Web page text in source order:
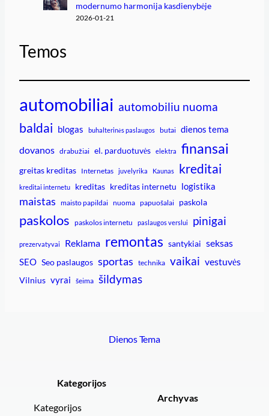
modernumo harmonija kasdienybėje
2026-01-21
Temos
automobiliai automobiliu nuoma
baldai blogas buhalterinės paslaugos butai dienos tema
dovanos drabužiai el. parduotuvės elektra finansai
greitas kreditas Internetas juvelyrika Kaunas kreditai
kreditai internetu kreditas kreditas internetu logistika
maistas maisto papildai nuoma papuošalai paskola
paskolos paskolos internetu paslaugos verslui pinigai
prezervatyvai Reklama remontas santykiai seksas
SEO Seo paslaugos sportas technika vaikai vestuvės
Vilnius vyrai šeima šildymas
Dienos Tema
Kategorijos
Kategorijos
Archyvas